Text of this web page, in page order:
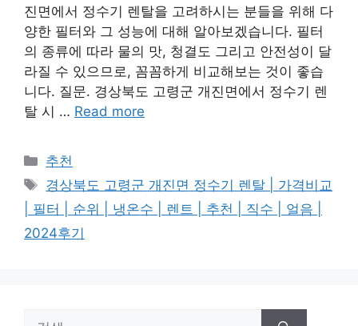
진면에서 정수기 렌탈을 고려하시는 분들을 위해 다
양한 필터와 그 성능에 대해 알아보겠습니다. 필터
의 종류에 따라 물의 맛, 청결도 그리고 안전성이 달
라질 수 있으므로, 꼼꼼하게 비교해보는 것이 좋습
니다. 질문. 경상북도 고령군 개진면에서 정수기 렌
탈 시 … Read more
카
테
고
리
추천
태
그
경상북도 고령군 개진면 정수기 렌탈 | 가격비교
| 필터 | 순위 | 냉온수 | 렌트 | 추천 | 직수 | 얼음 |
2024후기